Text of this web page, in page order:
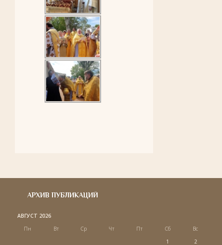
АРХИВ ПУБЛИКАЦИЙ
АВГУСТ 2026
Пн
Вт Ср Чт Пт Сб
Вс
1
2